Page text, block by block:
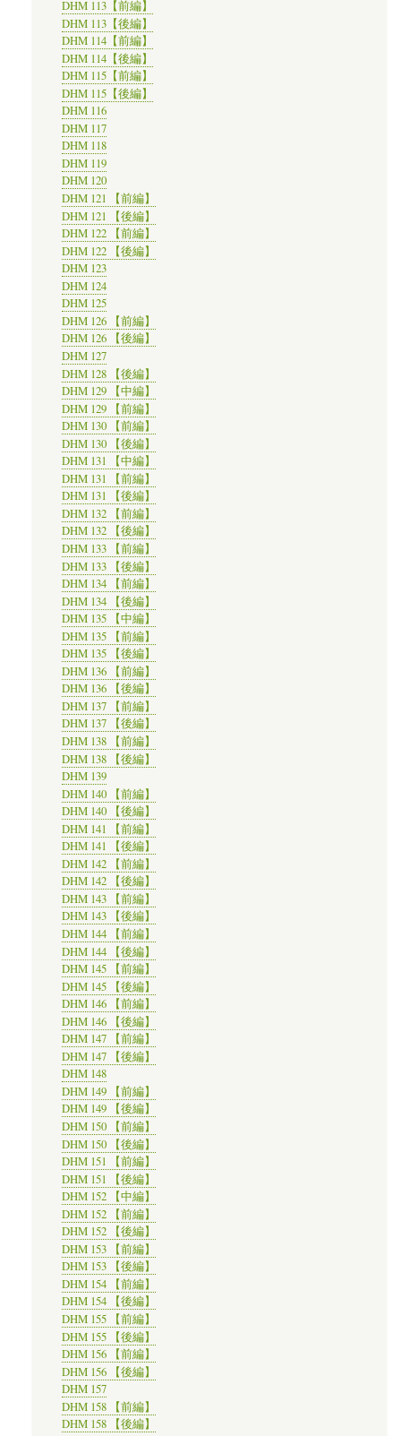
DHM 113【前編】
DHM 113【後編】
DHM 114【前編】
DHM 114【後編】
DHM 115【前編】
DHM 115【後編】
DHM 116
DHM 117
DHM 118
DHM 119
DHM 120
DHM 121 【前編】
DHM 121 【後編】
DHM 122 【前編】
DHM 122 【後編】
DHM 123
DHM 124
DHM 125
DHM 126 【前編】
DHM 126 【後編】
DHM 127
DHM 128 【後編】
DHM 129 【中編】
DHM 129 【前編】
DHM 130 【前編】
DHM 130 【後編】
DHM 131 【中編】
DHM 131 【前編】
DHM 131 【後編】
DHM 132 【前編】
DHM 132 【後編】
DHM 133 【前編】
DHM 133 【後編】
DHM 134 【前編】
DHM 134 【後編】
DHM 135 【中編】
DHM 135 【前編】
DHM 135 【後編】
DHM 136 【前編】
DHM 136 【後編】
DHM 137 【前編】
DHM 137 【後編】
DHM 138 【前編】
DHM 138 【後編】
DHM 139
DHM 140 【前編】
DHM 140 【後編】
DHM 141 【前編】
DHM 141 【後編】
DHM 142 【前編】
DHM 142 【後編】
DHM 143 【前編】
DHM 143 【後編】
DHM 144 【前編】
DHM 144 【後編】
DHM 145 【前編】
DHM 145 【後編】
DHM 146 【前編】
DHM 146 【後編】
DHM 147 【前編】
DHM 147 【後編】
DHM 148
DHM 149 【前編】
DHM 149 【後編】
DHM 150 【前編】
DHM 150 【後編】
DHM 151 【前編】
DHM 151 【後編】
DHM 152 【中編】
DHM 152 【前編】
DHM 152 【後編】
DHM 153 【前編】
DHM 153 【後編】
DHM 154 【前編】
DHM 154 【後編】
DHM 155 【前編】
DHM 155 【後編】
DHM 156 【前編】
DHM 156 【後編】
DHM 157
DHM 158 【前編】
DHM 158 【後編】